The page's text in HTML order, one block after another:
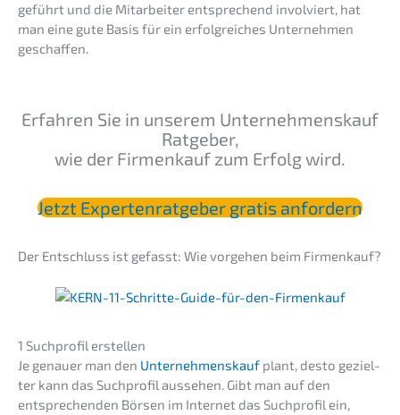
ge­führt und die Mitar­bei­ter entspre­chend invol­viert, hat
man eine gute Basis für ein erfolg­rei­ches Unter­neh­men
geschaffen.
Erfah­ren Sie in unserem Unter­nehmens­kauf
Ratge­ber,
wie der Firmen­kauf zum Erfolg wird.
Jetzt Exper­ten­rat­ge­ber gratis anfordern
Der Entschluss ist gefasst: Wie vorge­hen beim Firmenkauf?
1 Suchpro­fil erstellen
Je genau­er man den Unter­nehmens­kauf plant, desto geziel­
ter kann das Suchpro­fil ausse­hen. Gibt man auf den
entspre­chen­den Börsen im Inter­net das Suchpro­fil ein,